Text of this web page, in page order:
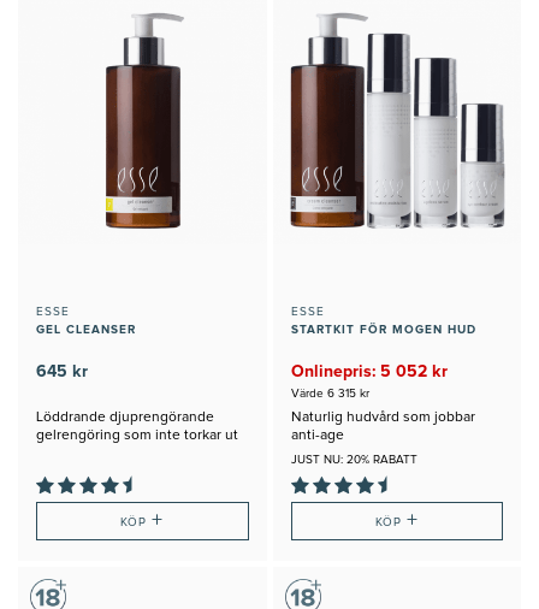
ESSE
GEL CLEANSER
645 kr
Löddrande djuprengörande
gelrengöring som inte torkar ut
KÖP+
ESSE
STARTKIT FÖR MOGEN HUD
Onlinepris: 5 052 kr
Värde 6 315 kr
Naturlig hudvård som jobbar
anti-age
JUST NU: 20% RABATT
KÖP +